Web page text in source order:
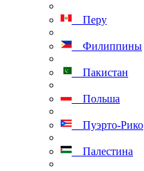
Перу
Филиппины
Пакистан
Польша
Пуэрто-Рико
Палестина